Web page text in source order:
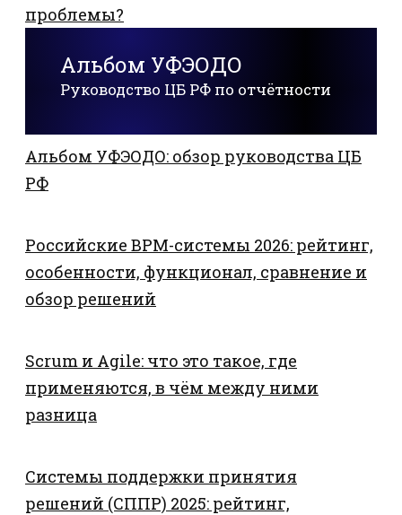
проблемы?
Альбом УФЭОДО
Руководство ЦБ РФ по отчётности
Альбом УФЭОДО: обзор руководства ЦБ
РФ
Российские BPM-системы 2026: рейтинг,
особенности, функционал, сравнение и
обзор решений
Scrum и Agile: что это такое, где
применяются, в чём между ними
разница
Системы поддержки принятия
решений (СППР) 2025: рейтинг,